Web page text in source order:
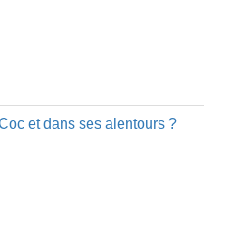
et dans ses alentours ?